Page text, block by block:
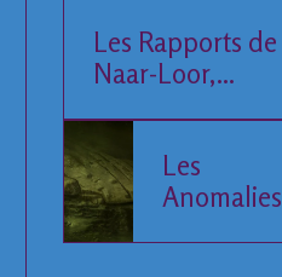
Les Rapports de
Naar-Loor,
Les
Anomalies